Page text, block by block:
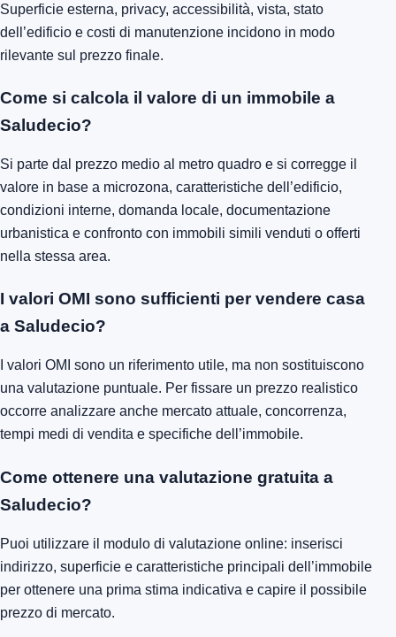
Superficie esterna, privacy, accessibilità, vista, stato
dell’edificio e costi di manutenzione incidono in modo
rilevante sul prezzo finale.
Come si calcola il valore di un immobile a
Saludecio?
Si parte dal prezzo medio al metro quadro e si corregge il
valore in base a microzona, caratteristiche dell’edificio,
condizioni interne, domanda locale, documentazione
urbanistica e confronto con immobili simili venduti o offerti
nella stessa area.
I valori OMI sono sufficienti per vendere casa
a Saludecio?
I valori OMI sono un riferimento utile, ma non sostituiscono
una valutazione puntuale. Per fissare un prezzo realistico
occorre analizzare anche mercato attuale, concorrenza,
tempi medi di vendita e specifiche dell’immobile.
Come ottenere una valutazione gratuita a
Saludecio?
Puoi utilizzare il modulo di valutazione online: inserisci
indirizzo, superficie e caratteristiche principali dell’immobile
per ottenere una prima stima indicativa e capire il possibile
prezzo di mercato.